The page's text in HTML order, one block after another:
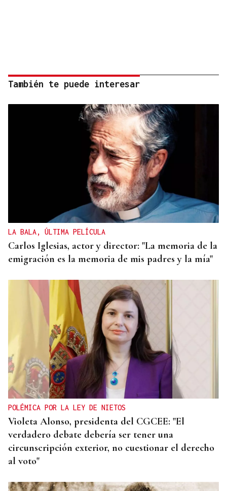
También te puede interesar
LA BALA, ÚLTIMA PELÍCULA
Carlos Iglesias, actor y director: "La memoria de la
emigración es la memoria de mis padres y la mía"
POLÉMICA POR LA LEY DE NIETOS
Violeta Alonso, presidenta del CGCEE: "El
verdadero debate debería ser tener una
circunscripción exterior, no cuestionar el derecho
al voto"